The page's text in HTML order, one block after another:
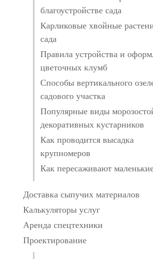
благоустройстве сада
Карликовые хвойные
сада
Правила устройства и
цветочных клумб
Способы вертикального
садового участка
Популярные виды
декоративных кустарников
Как проводится высадка
крупномеров
Как пересаживают
Доставка сыпучих материалов
Калькуляторы услуг
Аренда спецтехники
Проектирование